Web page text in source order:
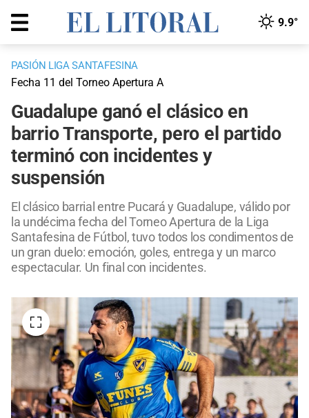
9.9°
PASIÓN LIGA SANTAFESINA
Fecha 11 del Torneo Apertura A
Guadalupe ganó el clásico en
barrio Transporte, pero el partido
terminó con incidentes y
suspensión
El clásico barrial entre Pucará y Guadalupe, válido por
la undécima fecha del Torneo Apertura de la Liga
Santafesina de Fútbol, tuvo todos los condimentos de
un gran duelo: emoción, goles, entrega y un marco
espectacular. Un final con incidentes.